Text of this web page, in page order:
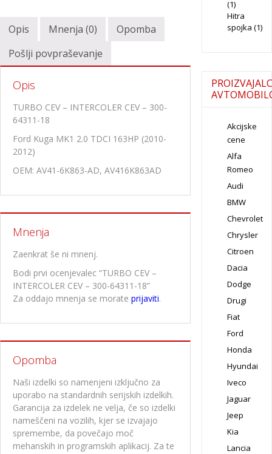
Opis Mnenja (0)
Opomba
Pošlji povpraševanje
Opis
TURBO CEV – INTERCOLER CEV – 300-
64311-18
Ford Kuga MK1 2.0 TDCI 163HP (2010-
2012)
OEM: AV41-6K863-AD, AV416K863AD
Mnenja
Zaenkrat še ni mnenj.
Bodi prvi ocenjevalec “TURBO CEV –
INTERCOLER CEV – 300-64311-18”
Za oddajo mnenja se morate prijaviti.
Opomba
Naši izdelki so namenjeni izključno za
uporabo na standardnih serijskih izdelkih.
Garancija za izdelek ne velja, če so izdelki
nameščeni na vozilih, kjer se izvajajo
spremembe, da povečajo moč
mehanskih in programskih aplikacij. Za te
(1)
Hitra
spojka (1)
Akcijske
cene
Alfa
Romeo
Audi
BMW
Chevrolet
Chrysler
Citroen
Dacia
Dodge
Drugi
Fiat
Ford
Honda
Hyundai
Iveco
Jaguar
Jeep
Kia
Lancia